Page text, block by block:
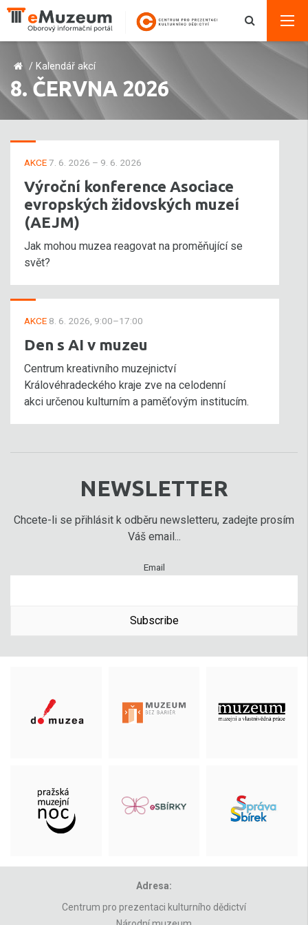
/ Kalendář akcí
8. ČERVNA 2026
AKCE7. 6. 2026 – 9. 6. 2026
Výroční konference Asociace
evropských židovských muzeí
(AEJM)
Jak mohou muzea reagovat na proměňující se
svět?
AKCE 8. 6. 2026, 9:00–17:00
Den s AI v muzeu
Centrum kreativního muzejnictví
Královéhradeckého kraje zve na celodenní
akci určenou kulturním a paměťovým institucím.
NEWSLETTER
Chcete-li se přihlásit k odběru newsletteru, zadejte prosím
Váš email...
Email
Subscribe
Adresa:
Centrum pro prezentaci kulturního dědictví